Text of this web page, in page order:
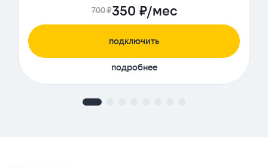
700 ₽350 ₽/мес
подключить
подробнее